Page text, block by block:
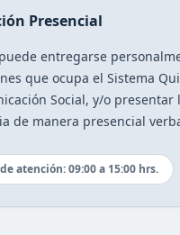
Presencial
entregarse
que ocupa el Sistema
Social, y/o presentar
de manera presencial
atención: 09:00 a 15:00 hrs.